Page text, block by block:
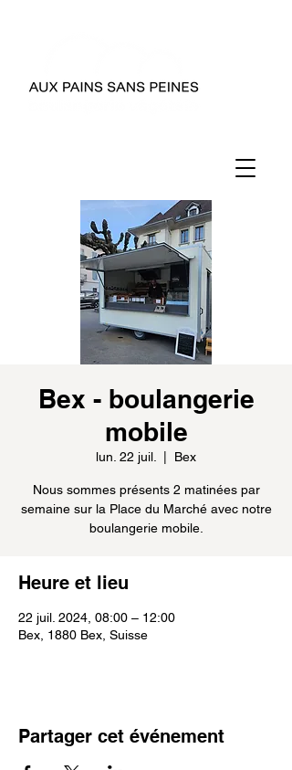
Bex - boulangerie
mobile
lun. 22 juil. Bex
Nous sommes présents 2 matinées par
semaine sur la Place du Marché avec notre
boulangerie mobile.
Heure et lieu
22 juil. 2024, 08:00 – 12:00
Bex, 1880 Bex, Suisse
Partager cet événement